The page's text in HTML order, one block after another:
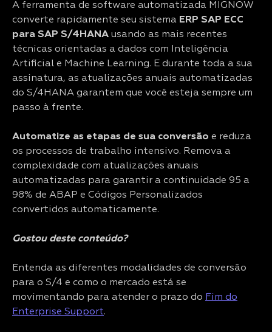
A ferramenta de software automatizada MIGNOW
converte rapidamente seu sistema ERP SAP ECC
para SAP S/4HANA usando as mais recentes
técnicas orientadas a dados com Inteligência
Artificial e Machine Learning. E durante toda a sua
assinatura, as atualizações anuais automatizadas
do S/4HANA garantem que você esteja sempre um
passo à frente.
Automatize as etapas de sua conversão e reduza
os processos de trabalho intensivo. Remova a
complexidade com atualizações anuais
automatizadas para garantir a continuidade 95 a
98% de ABAP e Códigos Personalizados
convertidos automaticamente.
Gostou deste conteúdo?
Entenda as diferentes modalidades de conversão
para o S/4 e como o mercado está se
movimentando para atender o prazo do Fim do
Enterprise Support.